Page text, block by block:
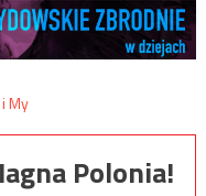
Polonia!